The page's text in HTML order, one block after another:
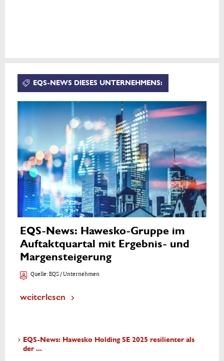
EQS-NEWS DIESES UNTERNEHMENS:
EQS-News: Hawesko-Gruppe im
Auftaktquartal mit Ergebnis- und
Margensteigerung
Quelle:EQS / Unternehmen
weiterlesen
EQS-News: Hawesko Holding SE 2025 resilienter als
der ...